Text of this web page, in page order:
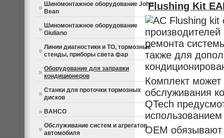
Шиномонтажное оборудование John
Bean
Шиномонтажное оборудование
Giuliano
Линии диагностики и ТО, тормозные
стенды, приборы света фар
Оборудование для заправки
кондиционеров
Станки для проточки тормозных
дисков
BAHCO
Обслуживание систем и агрегатов
автомобиля
Flushing Kit
AC Flushing kit
ремонта
также для
Комплект может
обслуживания
QTech
ОЕМ обязывают